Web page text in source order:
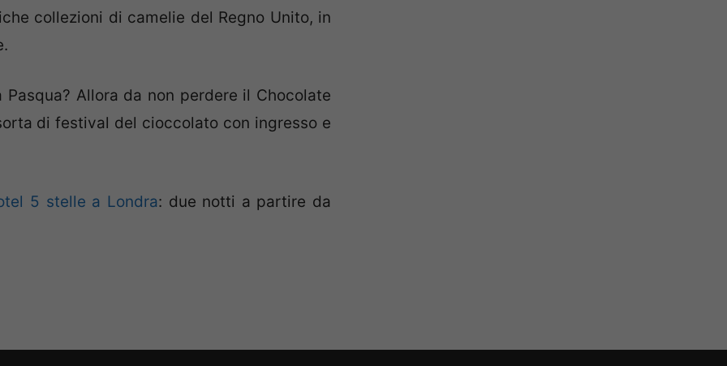
collezioni di camelie del Regno Unito, in
Allora da non perdere il Chocolate
di festival del cioccolato con ingresso e
5 stelle a Londra: due notti a partire da